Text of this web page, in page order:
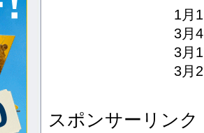
1月
3月
3月
3月
スポンサーリンク